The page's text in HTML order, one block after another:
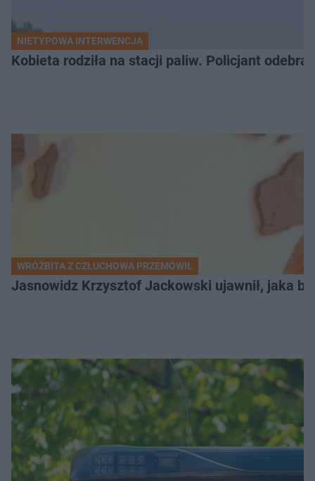
NIETYPOWA INTERWENCJA
Kobieta rodziła na stacji paliw. Policjant
WRÓŻBITA Z CZŁUCHOWA PRZEMÓWIŁ
Jasnowidz Krzysztof Jackowski ujawnił, jaka